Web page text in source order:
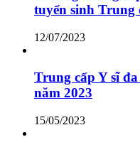
tuyển sinh Trung
12/07/2023
Trung cấp Y sĩ
năm 2023
15/05/2023